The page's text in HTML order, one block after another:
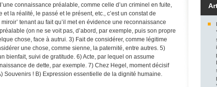
connaissance préalable, comme celle d’un criminel en fuite,
la réalité, le passé et le présent, etc., c’est un constat de
tenant au fait qu’il met en évidence une reconnaissance
(on ne se voit pas, d’abord, par exemple, puis son propre
chose, face à autrui. 3) Fait de considérer, comme légitime
une chose, comme sienne, la paternité, entre autres. 5)
bienfait, suivi de gratitude. 6) Acte, par lequel on assume
de dette, par exemple. 7) Chez Hegel, moment décisif
! B) Expression essentielle de la dignité humaine.